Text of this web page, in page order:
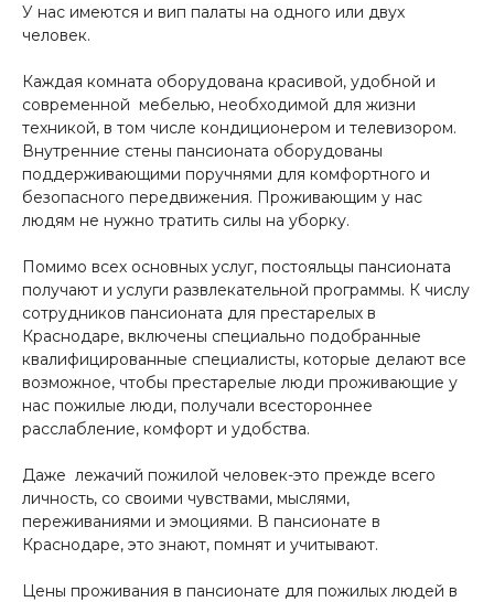
У нас имеются и вип палаты на одного или двух
человек.
Каждая комната оборудована красивой, удобной и
современной мебелью, необходимой для жизни
техникой, в том числе кондиционером и телевизором.
Внутренние стены пансионата оборудованы
поддерживающими поручнями для комфортного и
безопасного передвижения. Проживающим у нас
людям не нужно тратить силы на уборку.
Помимо всех основных услуг, постояльцы пансионата
получают и услуги развлекательной программы. К числу
сотрудников пансионата для престарелых в
Краснодаре, включены специально подобранные
квалифицированные специалисты, которые делают все
возможное, чтобы престарелые люди проживающие у
нас пожилые люди, получали всестороннее
расслабление, комфорт и удобства.
Даже лежачий пожилой человек-это прежде всего
личность, со своими чувствами, мыслями,
переживаниями и эмоциями. В пансионате в
Краснодаре, это знают, помнят и учитывают.
Цены проживания в пансионате для пожилых людей в